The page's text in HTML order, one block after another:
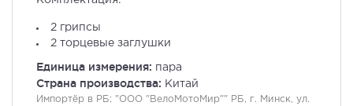
2 грипсы
2 торцевые заглушки
Единица измерения: пара
Страна производства: Китай
Импортёр в РБ: "ООО "ВелоМотоМир"" РБ, г. Минск, ул.